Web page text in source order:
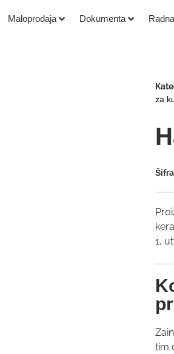
Maloprodaja Dokumenta
za
1,
tim